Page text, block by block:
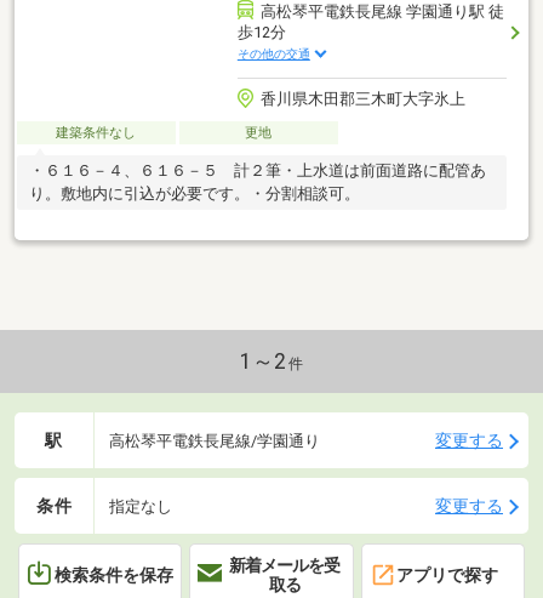
高松琴平電鉄長尾線 学園通り駅 徒
歩12分
その他の交通
香川県木田郡三木町大字氷上
建築条件なし 更地
・６１６－４、６１６－５ 計２筆・上水道は前面道路に配管あ
り。敷地内に引込が必要です。・分割相談可。
1～2 件
駅 高松琴平電鉄長尾線/学園通り 変更する
条件 指定なし 変更する
検索条件を保存
新着メールを受
取る
アプリで探す